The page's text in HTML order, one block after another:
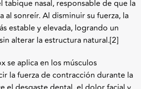
tabique nasal, responsable de que la
al sonreír. Al disminuir su fuerza, la
estable y elevada, logrando un
alterar la estructura natural.[2]
se aplica en los músculos
la fuerza de contracción durante la